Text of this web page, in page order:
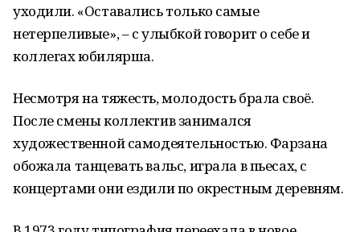
уходили. «Оставались только самые
нетерпеливые», – с улыбкой говорит о себе и
коллегах юбилярша.
Несмотря на тяжесть, молодость брала своё.
После смены коллектив занимался
художественной самодеятельностью. Фарзана
обожала танцевать вальс, играла в пьесах, с
концертами они ездили по окрестным деревням.